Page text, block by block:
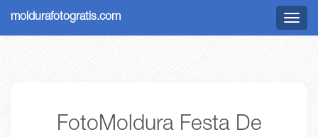
Menu
moldurafotogratis.com
FotoMoldura Festa De